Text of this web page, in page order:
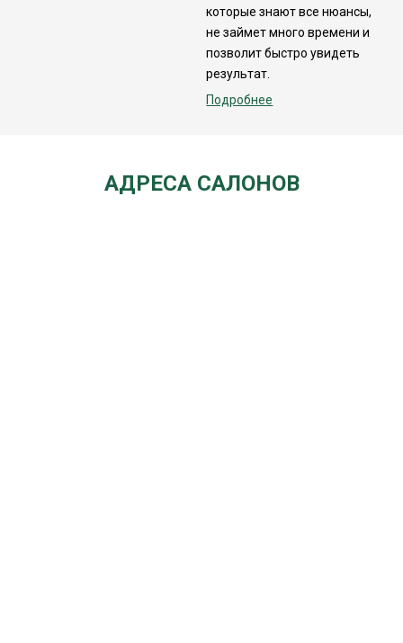
которые знают все нюансы,
не займет много времени и
позволит быстро увидеть
результат.
Подробнее
АДРЕСА САЛОНОВ